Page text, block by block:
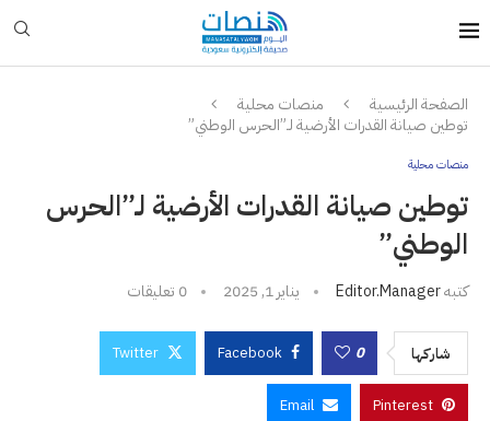
الصفحة الرئيسية
منصات محلية
توطين صيانة القدرات الأرضية لـ”الحرس الوطني”
منصات محلية
توطين صيانة القدرات الأرضية لـ”الحرس
الوطني”
كتبهEditor.manager يناير 1, 2025 0 تعليقات
شاركها 0
Facebook
Twitter
Pinterest
Email